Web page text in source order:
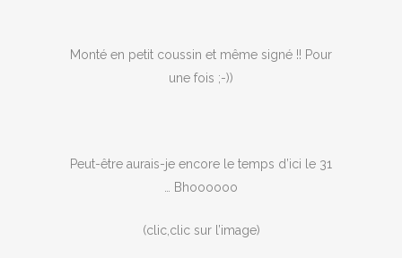
Monté en petit coussin et même signé !! Pour
une fois ;-))
Peut-être aurais-je encore le temps d’ici le 31
… Bhoooooo
(clic,clic sur l’image)